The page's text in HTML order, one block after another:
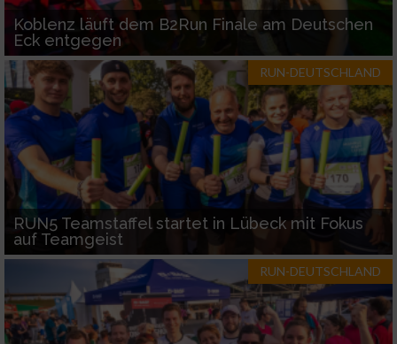
Koblenz läuft dem B2Run Finale am Deutschen
Eck entgegen
RUN-DEUTSCHLAND
RUN5 Teamstaffel startet in Lübeck mit Fokus
auf Teamgeist
RUN-DEUTSCHLAND